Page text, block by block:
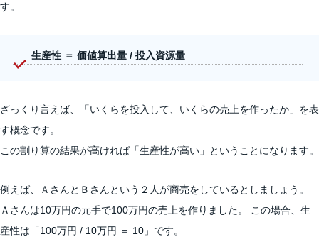
す。
生産性 ＝ 価値算出量 / 投入資源量
ざっくり言えば、「いくらを投入して、いくらの売上を作ったか」を表
す概念です。
この割り算の結果が高ければ「生産性が高い」ということになります。
例えば、ＡさんとＢさんという２人が商売をしているとしましょう。
Ａさんは10万円の元手で100万円の売上を作りました。 この場合、生
産性は「100万円 / 10万円 ＝ 10」です。